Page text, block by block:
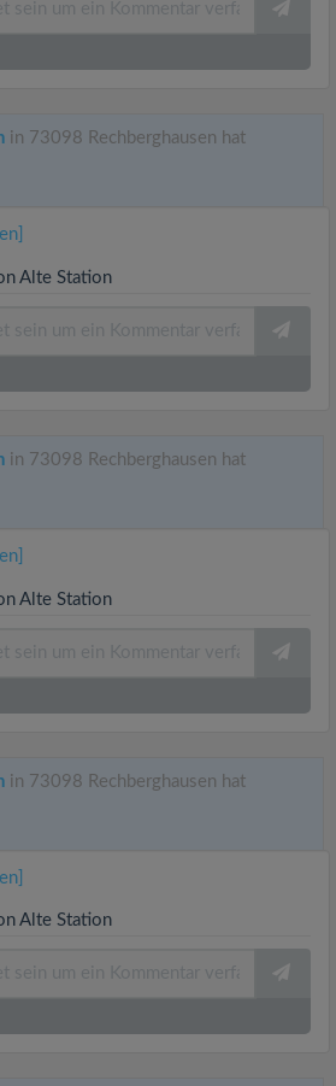
in 73098 Rechberghausen hat
in 73098 Rechberghausen hat
in 73098 Rechberghausen hat